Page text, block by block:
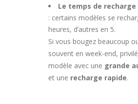
Le temps de
: certains modèles se
heures, d’autres en 5.
Si vous bougez beaucoup
souvent en week-end,
modèle avec une grande
et une recharge rapide.